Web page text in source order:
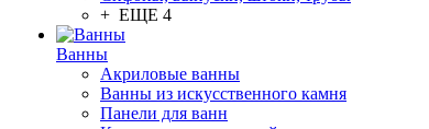
+ ЕЩЕ 4
Ванны
Акриловые ванны
Ванны из искусственного камня
Панели для ванн